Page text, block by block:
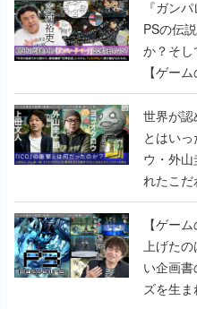
『ガン
PSの伝
か？そ
【ゲー
世界が認
とはい
ウ・外
れたこ
画書】
【ゲー
上げた
い企画書
ズを生